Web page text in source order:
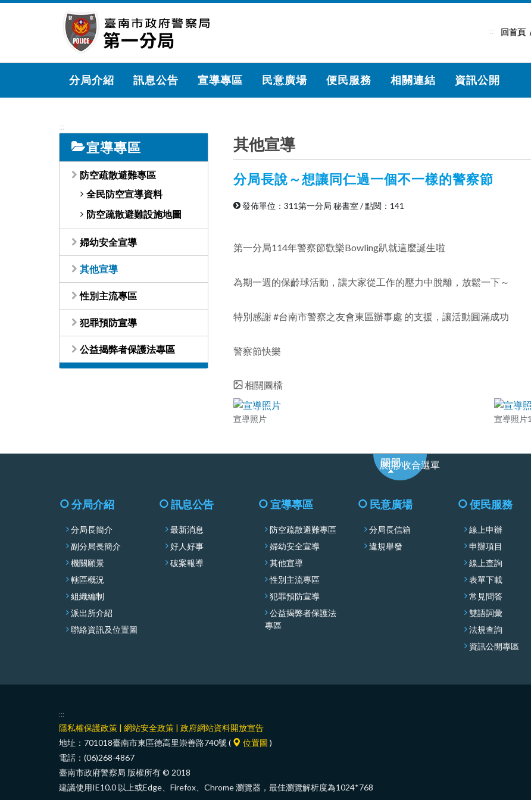
跳
內
::: 回首頁
分局介紹 訊息公告 宣導專區 民意廣場 便民服務 相關連結 資訊公開
:::
宣導專區
防空疏散避難專區
全民防空宣導資料
防空疏散避難設施地圖
婦幼安全宣導
其他宣導
性別主流專區
犯罪預防宣導
公益揭弊者保護法專區
其他宣導
分局長說～想讓同仁過一個不一樣的警察節
發佈單位：311第一分局 秘書室 /點閱：141
第一分局114年警察節歡樂Bowling趴就這麼誕生啦
為期一週的保齡球活動，讓大家從工作的壓力中脫離，放鬆一下～
特別感謝 #台南市警察之友會東區辦事處 的支援，讓活動圓滿成功
警察節快樂
相關圖檔
宣導照片 宣導照片1
展開/收合選單
分局介紹
分局長簡介
副分局長簡介
機關願景
轄區概況
組織編制
派出所介紹
聯絡資訊及位置圖
訊息公告
最新消息
好人好事
破案報導
宣導專區
防空疏散避難專區
婦幼安全宣導
其他宣導
性別主流專區
犯罪預防宣導
公益揭弊者保護法
專區
民意廣場
分局長信箱
違規舉發
便民服務
線上申辦
申辦項目
線上查詢
表單下載
常見問答
雙語詞彙
法規查詢
資訊公開專區
:::
隱私權保護政策 | 網站安全政策 | 政府網站資料開放宣告
地址：701018臺南市東區德高里崇善路740號 (
位置圖 )
電話：(06)268-4867
臺南市政府警察局 版權所有 © 2018
建議使用IE10.0 以上或Edge、Firefox、Chrome 瀏覽器，最佳瀏覽解析度為1024*768